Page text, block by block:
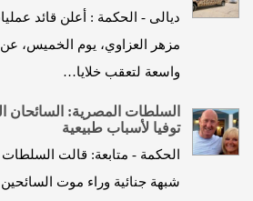
ديالى - الحكمة : أعلن قائد
مزهر العزاوي، يوم الخميس،
واسعة لتعقب خلايا…
السلطات المصرية: السائحان
توفيا لأسباب طبيعية
الحكمة - متابعة: قالت السلطات
شبهة جنائية وراء موت السائحين